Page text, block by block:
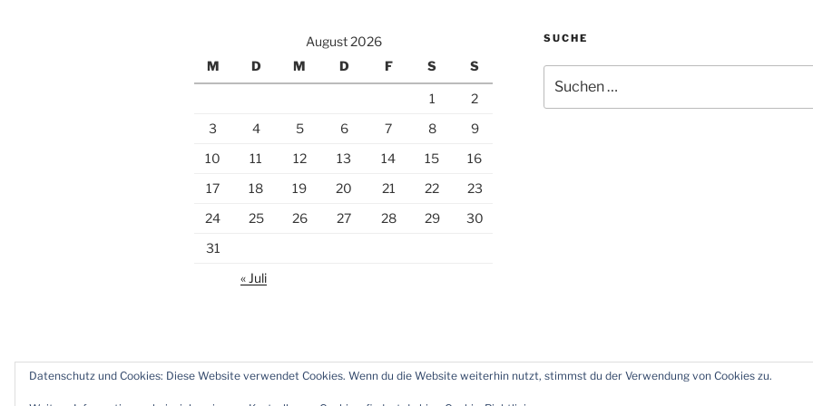
August 2026
M
D M D F S S
1
2
3
4 5 6 7 8
9
10
11 12 13 14 15
16
17
18 19 20 21 22
23
24
25 26 27 28 29
30
31
« Juli
SUCHE
nach:
Twitter InstagramMeine
Impressum
Über
Datenschutz und Cookies: Diese Website verwendet Cookies. Wenn du die Website weiterhin nutzt, stimmst du der Verwendung von Cookies zu.